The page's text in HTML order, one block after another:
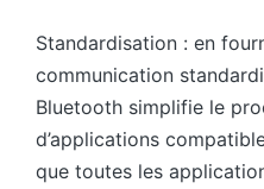
Standardisation : en
communication
Bluetooth simplifie le
d’applications
que toutes les